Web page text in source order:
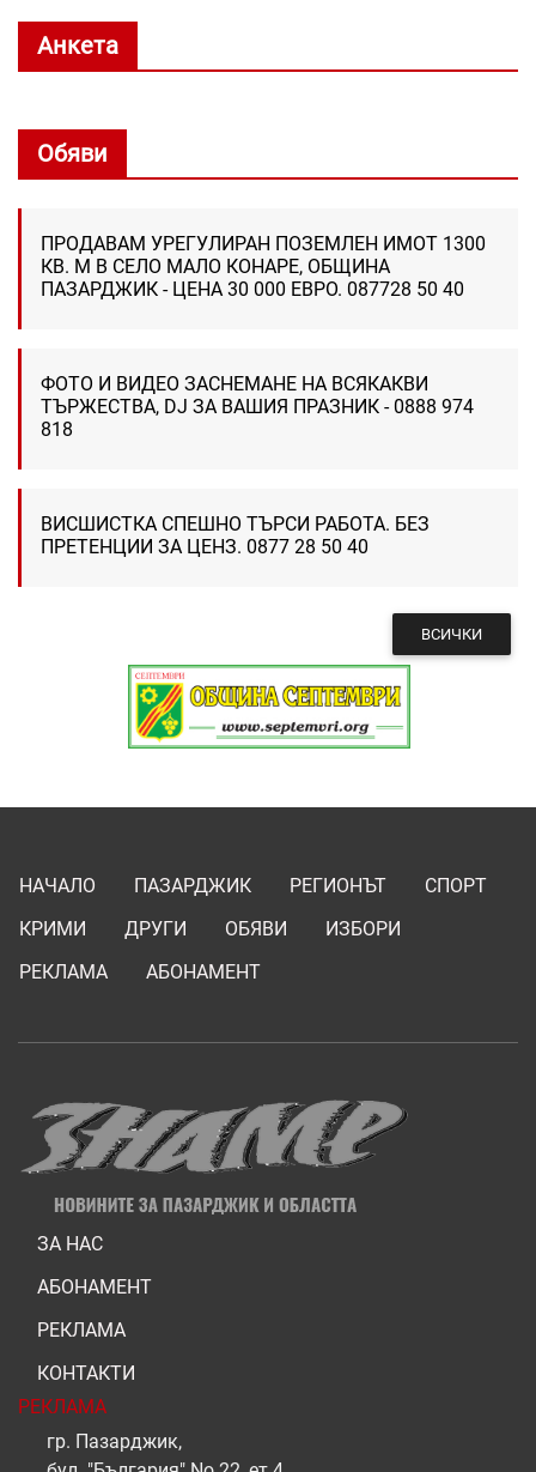
Анкета
Обяви
ПРОДАВАМ УРЕГУЛИРАН ПОЗЕМЛЕН ИМОТ 1300
КВ. М В СЕЛО МАЛО КОНАРЕ, ОБЩИНА
ПАЗАРДЖИК - ЦЕНА 30 000 ЕВРО. 087728 50 40
ФОТО И ВИДЕО ЗАСНЕМАНЕ НА ВСЯКАКВИ
ТЪРЖЕСТВА, DJ ЗА ВАШИЯ ПРАЗНИК - 0888 974
818
ВИСШИСТКА СПЕШНО ТЪРСИ РАБОТА. БЕЗ
ПРЕТЕНЦИИ ЗА ЦЕНЗ. 0877 28 50 40
ВСИЧКИ
НАЧАЛО ПАЗАРДЖИК РЕГИОНЪТ
СПОРТ
КРИМИ
ДРУГИ ОБЯВИ
ИЗБОРИ
РЕКЛАМА
АБОНАМЕНТ
ЗА НАС
АБОНАМЕНТ
РЕКЛАМА
КОНТАКТИ
РЕКЛАМА
гр. Пазарджик,